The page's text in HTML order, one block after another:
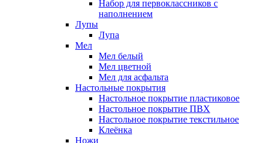
Набор для первоклассников с
наполнением
Лупы
Лупа
Мел
Мел белый
Мел цветной
Мел для асфальта
Настольные покрытия
Настольное покрытие пластиковое
Настольное покрытие ПВХ
Настольное покрытие текстильное
Клеёнка
Ножи